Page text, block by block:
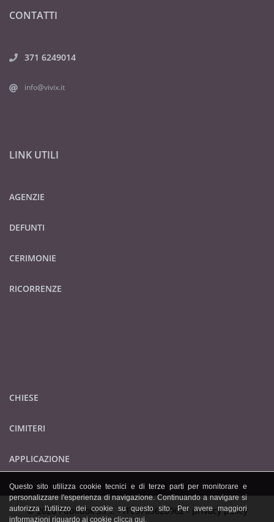
CONTATTI
371 6249014
info@vivix.it
LINK UTILI
AGENZIE
DEFUNTI
CERIMONIE
RICORRENZE
CHIESE
CIMITERI
APPLICAZIONE
© 2026 Publidok S.r.l. - IT09705620962 - privacy policy
Questo sito utilizza cookie tecnici e di terze parti per monitorare e
personalizzare l'esperienza di navigazione. Continuando a navigare si
autorizza l'utilizzo dei cookie su questo sito. Per avere maggiori
informazioni riguardo ai cookie clicca qui.